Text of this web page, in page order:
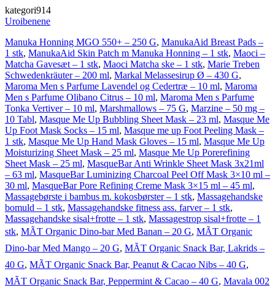
kategori914
Uroibenene
Manuka Honning MGO 550+ – 250 G, ManukaAid Breast Pads –
1 stk, ManukaAid Skin Patch m Manuka Honning – 1 stk, Maoci –
Matcha Gavesæt – 1 stk, Maoci Matcha ske – 1 stk, Marie Treben
Schwedenkräuter – 200 ml, Markal Melassesirup Ø – 430 G,
Maroma Men s Parfume Lavendel og Cedertræ – 10 ml, Maroma
Men s Parfume Olibano Citrus – 10 ml, Maroma Men s Parfume
Tonka Vertiver – 10 ml, Marshmallows – 75 G, Marzine – 50 mg –
10 Tabl, Masque Me Up Bubbling Sheet Mask – 23 ml, Masque Me
Up Foot Mask Socks – 15 ml, Masque me up Foot Peeling Mask –
1 stk, Masque Me Up Hand Mask Gloves – 15 ml, Masque Me Up
Moisturizing Sheet Mask – 25 ml, Masque Me Up Porerefining
Sheet Mask – 25 ml, MasqueBar Anti Wrinkle Sheet Mask 3x21ml
– 63 ml, MasqueBar Luminizing Charcoal Peel Off Mask 3×10 ml –
30 ml, MasqueBar Pore Refining Creme Mask 3×15 ml – 45 ml,
Massagebørste i bambus m. kokosbørster – 1 stk, Massagehandske
bomuld – 1 stk, Massagehandske fitness ass. farver – 1 stk,
Massagehandske sisal+frotte – 1 stk, Massagestrop sisal+frotte – 1
stk, MÃT Organic Dino-bar Med Banan – 20 G, MÃT Organic
Dino-bar Med Mango – 20 G, MÃT Organic Snack Bar, Lakrids –
40 G, MÃT Organic Snack Bar, Peanut & Cacao Nibs – 40 G,
MÃT Organic Snack Bar, Peppermint & Cacao – 40 G, Mavala 002